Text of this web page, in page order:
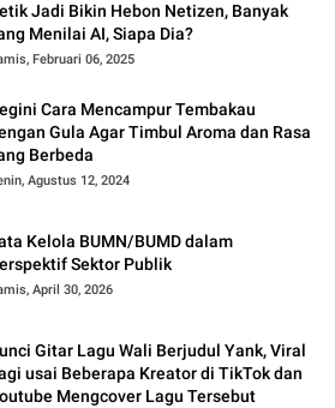
Jadi Bikin Hebon Netizen, Banyak
Menilai AI, Siapa Dia?
Februari 06, 2025
Cara Mencampur Tembakau
Gula Agar Timbul Aroma dan Rasa
Berbeda
Agustus 12, 2024
Kelola BUMN/BUMD dalam
Sektor Publik
April 30, 2026
Gitar Lagu Wali Berjudul Yank, Viral
usai Beberapa Kreator di TikTok dan
Mengcover Lagu Tersebut